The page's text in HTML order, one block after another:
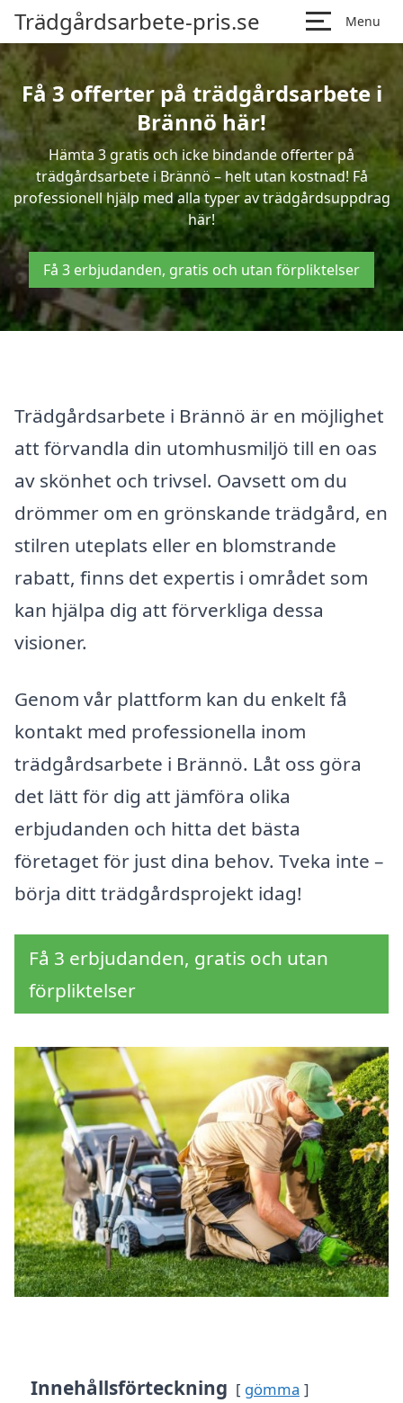
Trädgårdsarbete-pris.se Menu
Få 3 offerter på trädgårdsarbete i
Brännö här!
Hämta 3 gratis och icke bindande offerter på
trädgårdsarbete i Brännö – helt utan kostnad! Få
professionell hjälp med alla typer av trädgårdsuppdrag
här!
Få 3 erbjudanden, gratis och utan förpliktelser
Trädgårdsarbete i Brännö är en möjlighet
att förvandla din utomhusmiljö till en oas
av skönhet och trivsel. Oavsett om du
drömmer om en grönskande trädgård, en
stilren uteplats eller en blomstrande
rabatt, finns det expertis i området som
kan hjälpa dig att förverkliga dessa
visioner.
Genom vår plattform kan du enkelt få
kontakt med professionella inom
trädgårdsarbete i Brännö. Låt oss göra
det lätt för dig att jämföra olika
erbjudanden och hitta det bästa
företaget för just dina behov. Tveka inte –
börja ditt trädgårdsprojekt idag!
Få 3 erbjudanden, gratis och utan
förpliktelser
Innehållsförteckning gömma